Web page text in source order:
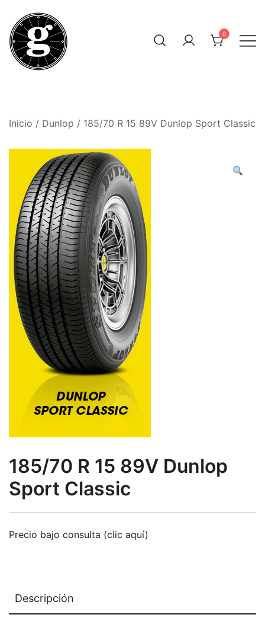
contenido
0
Inicio / Dunlop / 185/70 R 15 89V Dunlop Sport Classic
185/70 R 15 89V Dunlop
Sport Classic
Precio bajo consulta (clic aquí)
Descripción